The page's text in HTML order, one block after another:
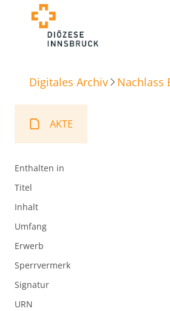
Digitales Archiv Nachlass
AKTE
Enthalten in
Titel
Inhalt
Umfang
Erwerb
Sperrvermerk
Signatur
URN